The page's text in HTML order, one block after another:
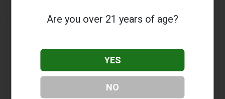
Vape Station 在阿联酋全境提供 Lost Mary 15,000 口
2 days ago
2FIRSTS | FDA 授权了另外四种尼古丁袋，审查试点已
Are you over 21 years of age?
YES
NO